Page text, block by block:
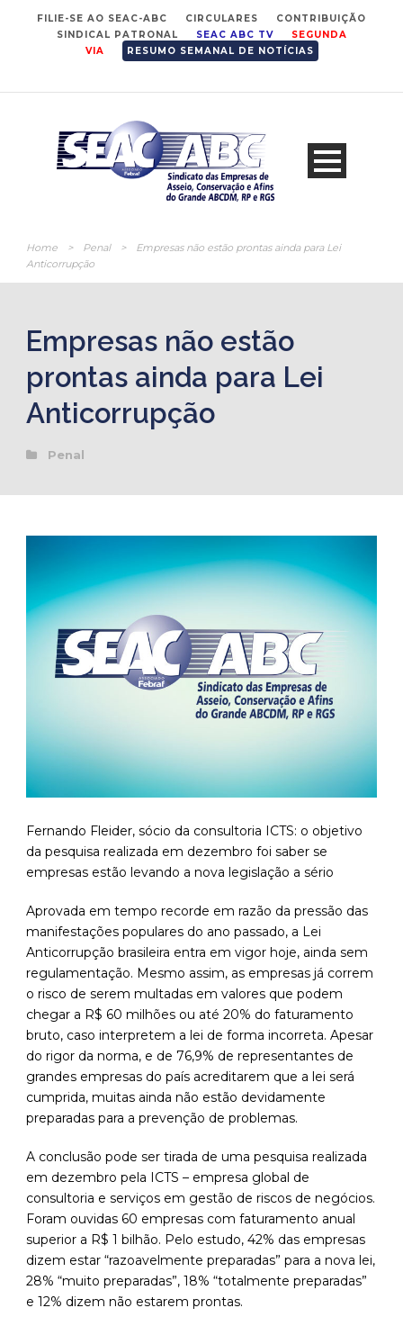
FILIE-SE AO SEAC-ABC CIRCULARES
CONTRIBUIÇÃO
SINDICAL PATRONAL
SEAC ABC TV
SEGUNDA
VIA
RESUMO SEMANAL DE NOTÍCIAS
Home > Penal >
Empresas não estão prontas ainda para Lei
Anticorrupção
Empresas não estão
prontas ainda para Lei
Anticorrupção
Penal
Fernando Fleider, sócio da consultoria ICTS: o objetivo
da pesquisa realizada em dezembro foi saber se
empresas estão levando a nova legislação a sério
Aprovada em tempo recorde em razão da pressão das
manifestações populares do ano passado, a Lei
Anticorrupção brasileira entra em vigor hoje, ainda sem
regulamentação. Mesmo assim, as empresas já correm
o risco de serem multadas em valores que podem
chegar a R$ 60 milhões ou até 20% do faturamento
bruto, caso interpretem a lei de forma incorreta. Apesar
do rigor da norma, e de 76,9% de representantes de
grandes empresas do país acreditarem que a lei será
cumprida, muitas ainda não estão devidamente
preparadas para a prevenção de problemas.
A conclusão pode ser tirada de uma pesquisa realizada
em dezembro pela ICTS – empresa global de
consultoria e serviços em gestão de riscos de negócios.
Foram ouvidas 60 empresas com faturamento anual
superior a R$ 1 bilhão. Pelo estudo, 42% das empresas
dizem estar “razoavelmente preparadas” para a nova lei,
28% “muito preparadas”, 18% “totalmente preparadas”
e 12% dizem não estarem prontas.